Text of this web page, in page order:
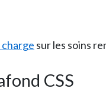
sur les soins
CSS